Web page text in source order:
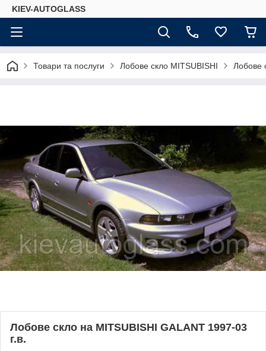
KIEV-AUTOGLASS
Товари та послуги Лобове скло MITSUBISHI Лобове
Лобове скло на MITSUBISHI GALANT 1997-03
г.в.